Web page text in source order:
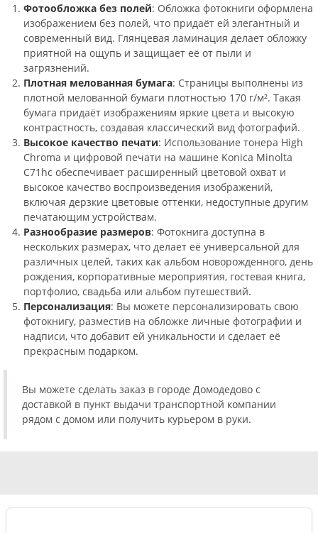
Фотообложка без полей: Обложка фотокниги оформлена
изображением без полей, что придаёт ей элегантный и
современный вид. Глянцевая ламинация делает обложку
приятной на ощупь и защищает её от пыли и
загрязнений.
Плотная мелованная бумага: Страницы выполнены из
плотной мелованной бумаги плотностью 170 г/м². Такая
бумага придаёт изображениям яркие цвета и высокую
контрастность, создавая классический вид фотографий.
Высокое качество печати: Использование тонера High
Chroma и цифровой печати на машине Konica Minolta
C71hc обеспечивает расширенный цветовой охват и
высокое качество воспроизведения изображений,
включая дерзкие цветовые оттенки, недоступные другим
печатающим устройствам.
Разнообразие размеров: Фотокнига доступна в
нескольких размерах, что делает её универсальной для
различных целей, таких как альбом новорожденного, день
рождения, корпоративные мероприятия, гостевая книга,
портфолио, свадьба или альбом путешествий.
Персонализация: Вы можете персонализировать свою
фотокнигу, разместив на обложке личные фотографии и
надписи, что добавит ей уникальности и сделает её
прекрасным подарком.
Вы можете сделать заказ в городе Домодедово с
доставкой в пункт выдачи транспортной компании
рядом с домом или получить курьером в руки.